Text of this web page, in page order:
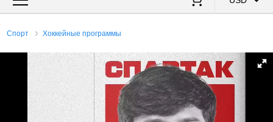
Спорт Хоккейные программы